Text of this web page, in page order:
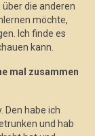
die anderen
möchte,
Ich finde es
kann.
mal zusammen
Den habe ich
und hab